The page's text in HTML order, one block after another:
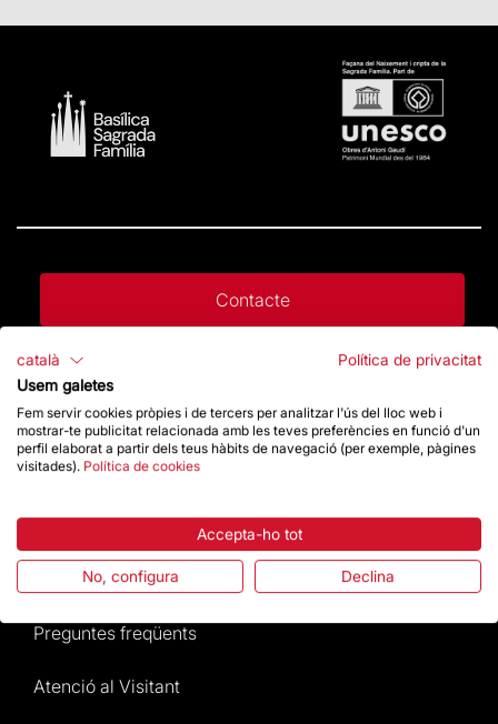
Contacte
Botiga
Destacats
La Fundació
Preguntes freqüents
Atenció al Visitant
català
Política de privacitat
Usem galetes
Fem servir cookies pròpies i de tercers per analitzar l'ús del lloc web i
mostrar-te publicitat relacionada amb les teves preferències en funció d'un
perfil elaborat a partir dels teus hàbits de navegació (per exemple, pàgines
visitades). Política de cookies
Accepta-ho tot
No, configura Declina